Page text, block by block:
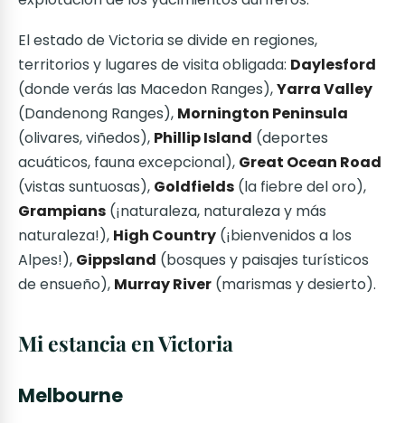
El estado de Victoria se divide en regiones,
territorios y lugares de visita obligada: Daylesford
(donde verás las Macedon Ranges),Yarra Valley
(Dandenong Ranges), Mornington Peninsula
(olivares, viñedos), Phillip Island (deportes
acuáticos, fauna excepcional), Great Ocean Road
(vistas suntuosas), Goldfields (la fiebre del oro),
Grampians (¡naturaleza, naturaleza y más
naturaleza!), High Country (¡bienvenidos a los
Alpes!), Gippsland (bosques y paisajes turísticos
de ensueño), Murray River (marismas y desierto).
Mi estancia en Victoria
Melbourne